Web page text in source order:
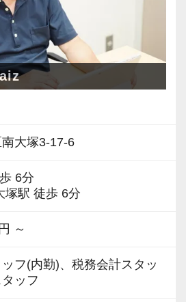
進む道は、決して楽ではあ
つけたい人にとっては、着
があります。
たい」という意志を持ち、
つ専門性を身につけたいと
きたいと考えています。
います。
整理
も問題ありません。
にOJTでサポートします。
務の経験をお持ちの方も歓
して活躍いただける環境で
すぐ聞ける
大塚3-17-6
6分
塚駅 徒歩 6分
～
フ(内勤)、税務会計スタッ
ッフ